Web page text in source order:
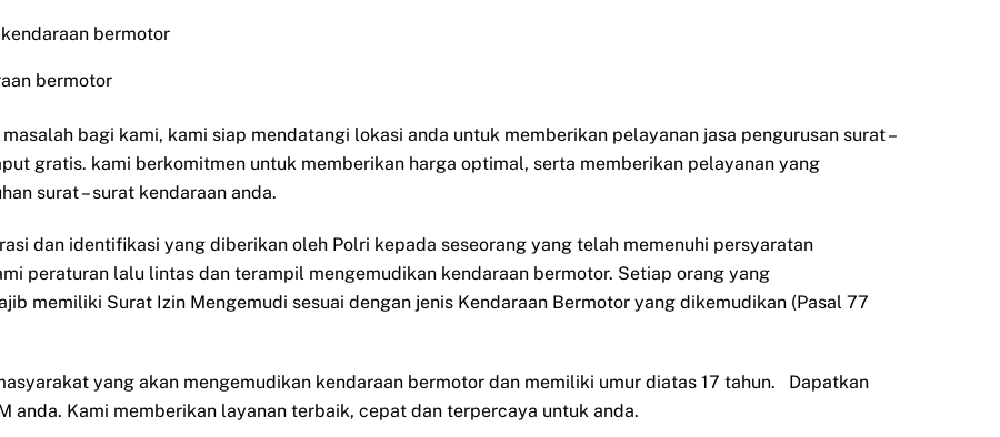
bermotor
bermotor
bagi kami, kami siap mendatangi lokasi anda untuk memberikan pelayanan jasa pengurusan surat –
gratis. kami berkomitmen untuk memberikan harga optimal, serta memberikan pelayanan yang
surat – surat kendaraan anda.
dan identifikasi yang diberikan oleh Polri kepada seseorang yang telah memenuhi persyaratan
peraturan lalu lintas dan terampil mengemudikan kendaraan bermotor. Setiap orang yang
memiliki Surat Izin Mengemudi sesuai dengan jenis Kendaraan Bermotor yang dikemudikan (Pasal 77
yang akan mengemudikan kendaraan bermotor dan memiliki umur diatas 17 tahun. Dapatkan
anda. Kami memberikan layanan terbaik, cepat dan terpercaya untuk anda.